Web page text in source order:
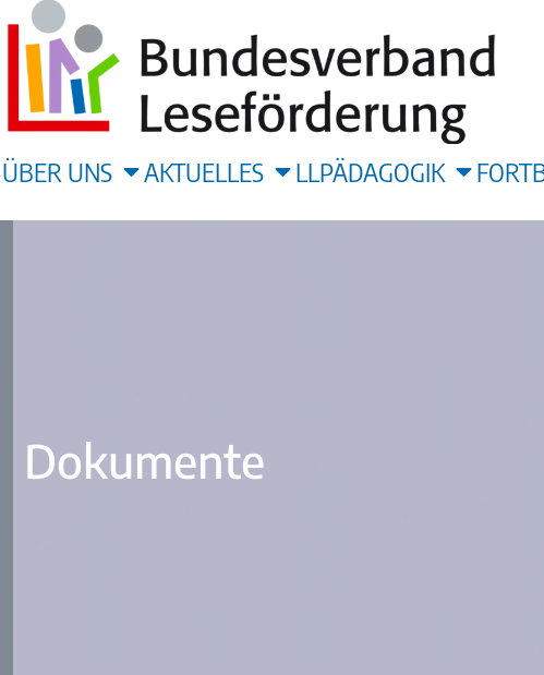
ÜBER UNS AKTUELLES LLPÄDAGOGIK
Dokumente